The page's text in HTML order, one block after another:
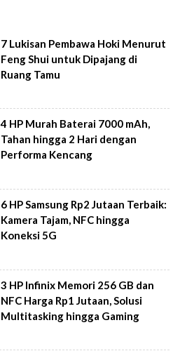
7 Lukisan Pembawa Hoki Menurut
Feng Shui untuk Dipajang di
Ruang Tamu
4 HP Murah Baterai 7000 mAh,
Tahan hingga 2 Hari dengan
Performa Kencang
6 HP Samsung Rp2 Jutaan Terbaik:
Kamera Tajam, NFC hingga
Koneksi 5G
3 HP Infinix Memori 256 GB dan
NFC Harga Rp1 Jutaan, Solusi
Multitasking hingga Gaming